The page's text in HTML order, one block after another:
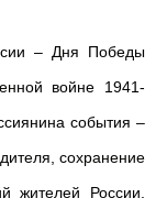
– Дня Победы
войне 1941-
события –
сохранение
жителей России,